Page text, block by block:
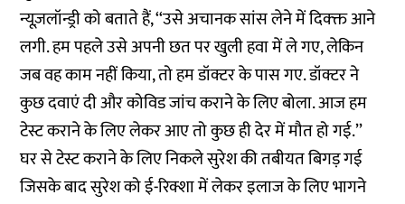
न्यूज़लॉन्ड्री को बताते हैं, ‘‘उसे अचानक सांस लेने में दिक्क्त आने
लगी. हम पहले उसे अपनी छत पर खुली हवा में ले गए, लेकिन
जब वह काम नहीं किया, तो हम डॉक्टर के पास गए. डॉक्टर ने
कुछ दवाएं दी और कोविड जांच कराने के लिए बोला. आज हम
टेस्ट कराने के लिए लेकर आए तो कुछ ही देर में मौत हो गई.’’
घर से टेस्ट कराने के लिए निकले सुरेश की तबीयत बिगड़ गई
जिसके बाद सुरेश को ई-रिक्शा में लेकर इलाज के लिए भागने